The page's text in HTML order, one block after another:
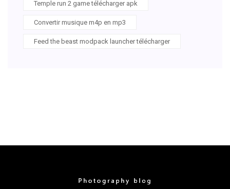
Temple run 2 game télécharger apk
Convertir musique m4p en mp3
Feed the beast modpack launcher télécharger